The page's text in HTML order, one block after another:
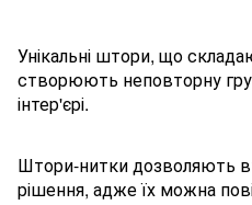
Унікальні штори, що
створюють неповторну гру
інтер'єрі.
Штори-нитки дозволяють
рішення, адже їх можна